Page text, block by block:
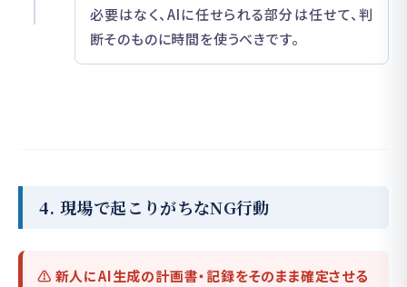
必要はなく、AIに任せられる部分は任せて、判
断そのものに時間を使うべきです。
4. 現場で起こりがちなNG行動
⚠ 新人にAI生成の計画書・記録をそのまま確定させる